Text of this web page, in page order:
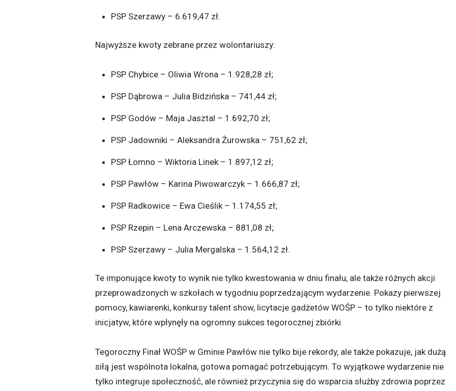
PSP Szerzawy – 6.619,47 zł.
Najwyższe kwoty zebrane przez wolontariuszy:
PSP Chybice – Oliwia Wrona – 1.928,28 zł;
PSP Dąbrowa – Julia Bidzińska – 741,44 zł;
PSP Godów – Maja Jasztal – 1.692,70 zł;
PSP Jadowniki – Aleksandra Żurowska – 751,62 zł;
PSP Łomno – Wiktoria Linek – 1.897,12 zł;
PSP Pawłów – Karina Piwowarczyk – 1.666,87 zł;
PSP Radkowice – Ewa Cieślik – 1.174,55 zł;
PSP Rzepin – Lena Arczewska – 881,08 zł;
PSP Szerzawy – Julia Mergalska – 1.564,12 zł.
Te imponujące kwoty to wynik nie tylko kwestowania w dniu finału, ale także różnych akcji
przeprowadzonych w szkołach w tygodniu poprzedzającym wydarzenie. Pokazy pierwszej
pomocy, kawiarenki, konkursy talent show, licytacje gadżetów WOŚP – to tylko niektóre z
inicjatyw, które wpłynęły na ogromny sukces tegorocznej zbiórki.
Tegoroczny Finał WOŚP w Gminie Pawłów nie tylko bije rekordy, ale także pokazuje, jak dużą
siłą jest wspólnota lokalna, gotowa pomagać potrzebującym. To wyjątkowe wydarzenie nie
tylko integruje społeczność, ale również przyczynia się do wsparcia służby zdrowia poprzez